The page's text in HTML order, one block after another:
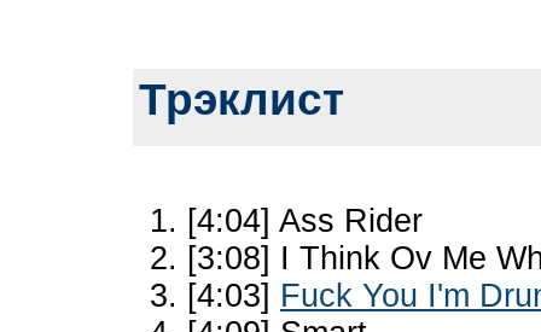
Трэклист
[4:04] Ass Rider
[3:08] I Think Ov Me
[4:03] Fuck You I'm